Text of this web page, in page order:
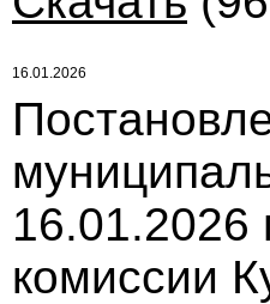
16.01.2026
16.01.2026
комиссии